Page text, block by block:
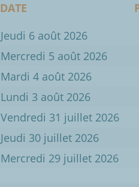
DATE
Jeudi 6 août 2026
Mercredi 5 août 2026
Mardi 4 août 2026
Lundi 3 août 2026
Vendredi 31 juillet 2026
Jeudi 30 juillet 2026
Mercredi 29 juillet 2026